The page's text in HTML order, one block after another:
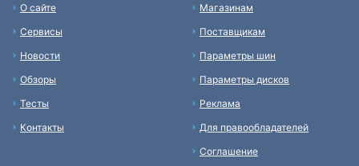
О сайте
Сервисы
Новости
Обзоры
Тесты
Контакты
Магазинам
Поставщикам
Параметры шин
Параметры дисков
Реклама
Для правообладателей
Соглашение